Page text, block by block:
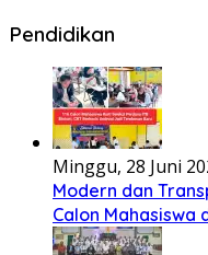
Pendidikan
Minggu, 28 Juni
Modern dan
Calon Mahasiswa